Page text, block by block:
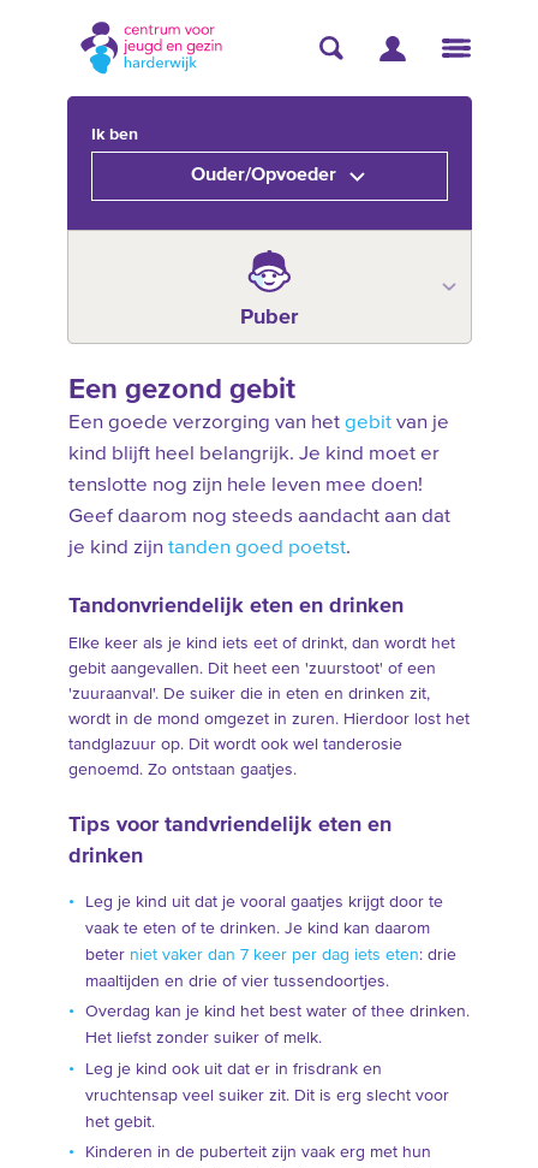
Ik ben
Ouder/Opvoeder
Puber
Een gezond gebit
Een goede verzorging van het gebitvan je
kind blijft heel belangrijk. Je kind moet er
tenslotte nog zijn hele leven mee doen!
Geef daarom nog steeds aandacht aan dat
je kind zijn tanden goed poetst.
Tandonvriendelijk eten en drinken
Elke keer als je kind iets eet of drinkt, dan wordt het
gebit aangevallen. Dit heet een 'zuurstoot' of een
'zuuraanval'. De suiker die in eten en drinken zit,
wordt in de mond omgezet in zuren. Hierdoor lost het
tandglazuur op. Dit wordt ook wel tanderosie
genoemd. Zo ontstaan gaatjes.
Tips voor tandvriendelijk eten en
drinken
Leg je kind uit dat je vooral gaatjes krijgt door te
vaak te eten of te drinken. Je kind kan daarom
beter niet vaker dan 7 keer per dag iets eten: drie
maaltijden en drie of vier tussendoortjes.
Overdag kan je kind het best water of thee drinken.
Het liefst zonder suiker of melk.
Leg je kind ook uit dat er in frisdrank en
vruchtensap veel suiker zit. Dit is erg slecht voor
het gebit.
Kinderen in de puberteit zijn vaak erg met hun